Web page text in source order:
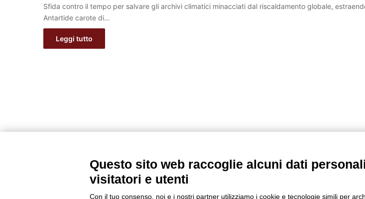
Sfida contro il tempo per salvare gli archivi climatici minacciati dal riscaldamento globale,
Antartide carote di…
Leggi tutto
Questo sito web raccoglie alcuni dati
visitatori e utenti
Con il tuo consenso, noi e i nostri partner utilizziamo i cookie e tecnologie simili per